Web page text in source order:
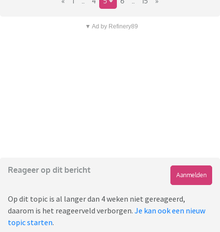
▼ Ad by Refinery89
Reageer op dit bericht
Aanmelden
Op dit topic is al langer dan 4 weken niet gereageerd,
daarom is het reageerveld verborgen. Je kan ook een nieuw
topic starten.